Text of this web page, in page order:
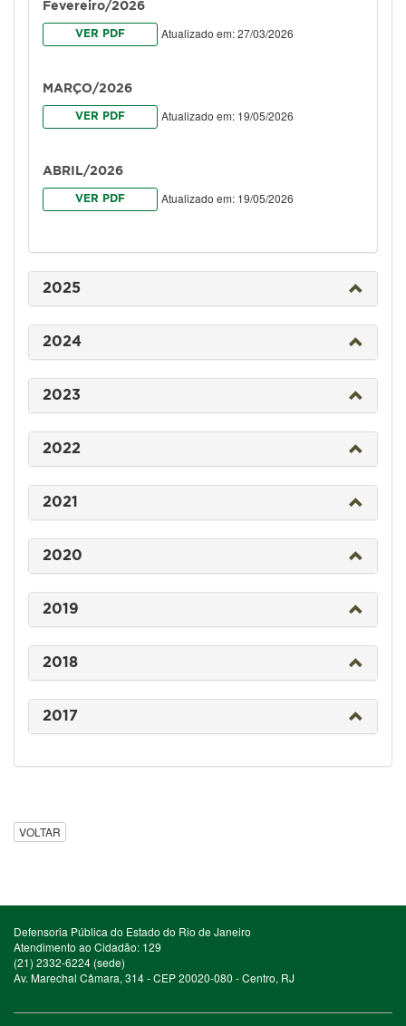
Fevereiro/2026
VER PDF Atualizado em: 27/03/2026
MARÇO/2026
VER PDF Atualizado em: 19/05/2026
ABRIL/2026
VER PDF Atualizado em: 19/05/2026
2025
2024
2023
2022
2021
2020
2019
2018
2017
VOLTAR
Defensoria Pública do Estado do Rio de Janeiro
Atendimento ao Cidadão: 129
(21) 2332-6224 (sede)
Av. Marechal Câmara, 314 - CEP 20020-080 - Centro, RJ